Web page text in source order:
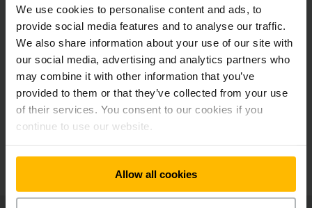
We use cookies to personalise content and ads, to
provide social media features and to analyse our traffic.
We also share information about your use of our site with
our social media, advertising and analytics partners who
may combine it with other information that you’ve
provided to them or that they’ve collected from your use
of their services. You consent to our cookies if you
continue to use our website.
Allow all cookies
Rámpákon történő áthaladás
Teljesítmény